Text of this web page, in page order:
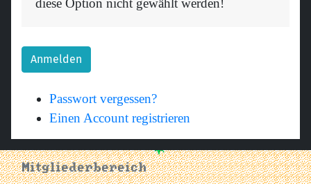
diese Option nicht gewählt werden!
Anmelden
Passwort vergessen?
Einen Account registrieren
Mitgliederbereich